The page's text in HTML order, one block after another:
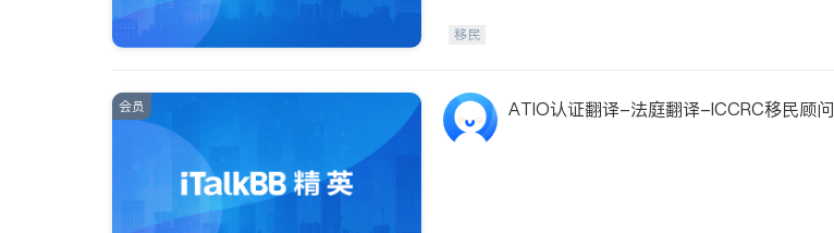
移民
会员 ATIO认证翻译-法庭翻译-ICCRC移民顾问